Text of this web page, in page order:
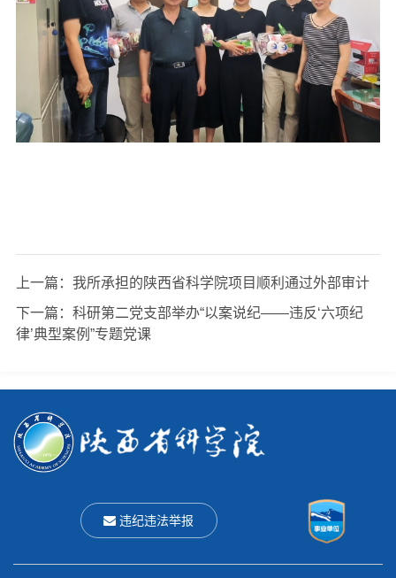
上一篇： 我所承担的陕西省科学院项目顺利通过外部审计
下一篇： 科研第二党支部举办“以案说纪——违反‘六项纪
律’典型案例”专题党课
违纪违法举报